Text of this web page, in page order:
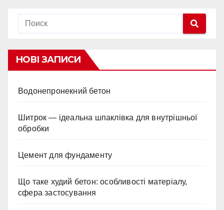
НОВІ ЗАПИСИ
Водонепронекний бетон
Шитрок — ідеальна шпаклівка для внутрішньої
обробки
Цемент для фундаменту
Що таке худий бетон: особливості матеріалу,
сфера застосування